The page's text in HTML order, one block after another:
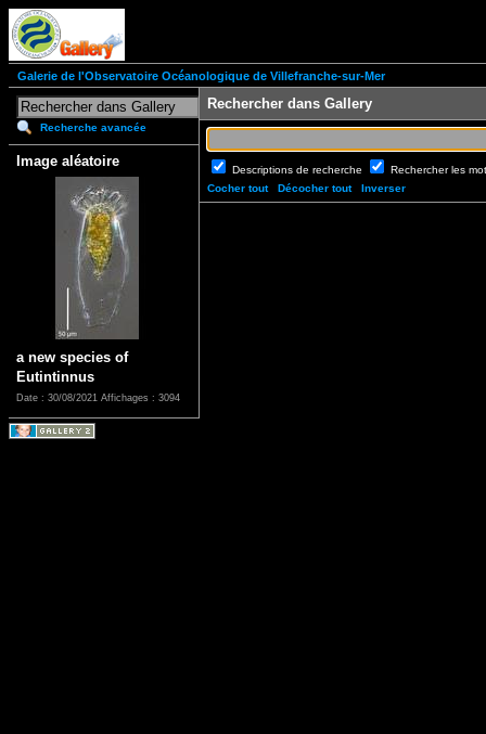
Galerie de l'Observatoire Océanologique de Villefranche-sur-Mer
Recherche avancée
Image aléatoire
a new species of
Eutintinnus
Date : 30/08/2021 Affichages : 3094
Rechercher dans Gallery
Descriptions de recherche
Rechercher les
Cocher tout
Décocher tout Inverser